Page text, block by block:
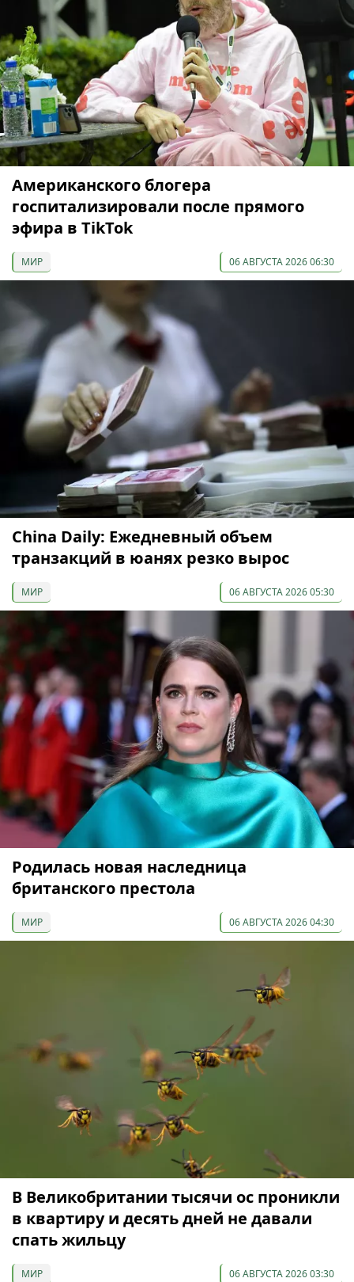
Американского блогера
госпитализировали после прямого
эфира в TikTok
МИР 06 АВГУСТА 2026 06:30
China Daily: Ежедневный объем
транзакций в юанях резко вырос
МИР 06 АВГУСТА 2026 05:30
Родилась новая наследница
британского престола
МИР 06 АВГУСТА 2026 04:30
В Великобритании тысячи ос проникли
в квартиру и десять дней не давали
спать жильцу
МИР 06 АВГУСТА 2026 03:30